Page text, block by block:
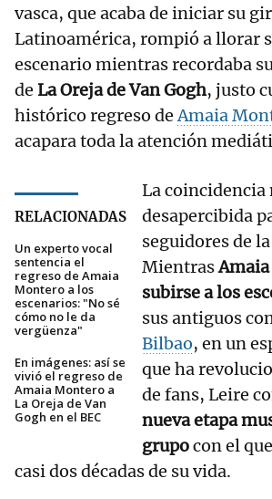
vasca, que acaba de iniciar su
Latinoamérica, rompió a llorar
escenario mientras recordaba
de La Oreja de Van Gogh, justo
histórico regreso deAmaia
acapara toda la atención
RELACIONADAS
Un experto vocal
sentencia el
regreso de Amaia
Montero a los
escenarios: "No sé
cómo no le da
vergüenza"
En imágenes: así se
vivió el regreso de
Amaia Montero a
La Oreja de Van
Gogh en el BEC
La coincidencia
desapercibida
seguidores de
Mientras
subirse a los
sus antiguos
Bilbao, en un
que ha
de fans, Leire
nueva etapa
grupocon el
casi dos décadas de su vida.